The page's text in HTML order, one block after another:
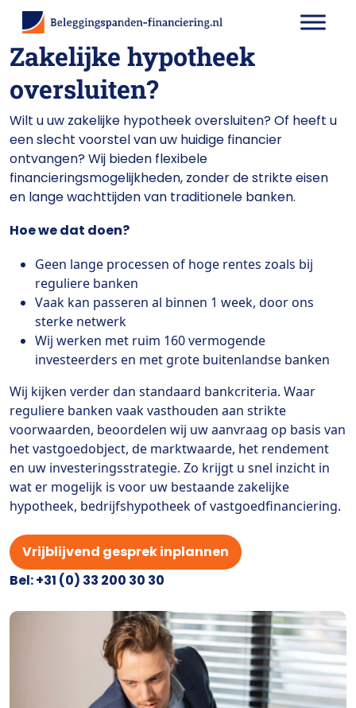
Zakelijke hypotheek
oversluiten?
Wilt u uw zakelijke hypotheek oversluiten? Of heeft u
een slecht voorstel van uw huidige financier
ontvangen? Wij bieden flexibele
financieringsmogelijkheden, zonder de strikte eisen
en lange wachttijden van traditionele banken.
Hoe we dat doen?
Geen lange processen of hoge rentes zoals bij
reguliere banken
Vaak kan passeren al binnen 1 week, door ons
sterke netwerk
Wij werken met ruim 160 vermogende
investeerders en met grote buitenlandse banken
Wij kijken verder dan standaard bankcriteria. Waar
reguliere banken vaak vasthouden aan strikte
voorwaarden, beoordelen wij uw aanvraag op basis van
het vastgoedobject, de marktwaarde, het rendement
en uw investeringsstrategie. Zo krijgt u snel inzicht in
wat er mogelijk is voor uw bestaande zakelijke
hypotheek, bedrijfshypotheek of vastgoedfinanciering.
Vrijblijvend gesprek inplannen
Bel: +31 (0) 33 200 30 30